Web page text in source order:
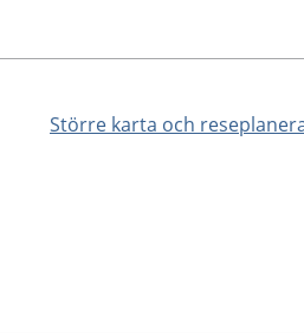
Större karta och